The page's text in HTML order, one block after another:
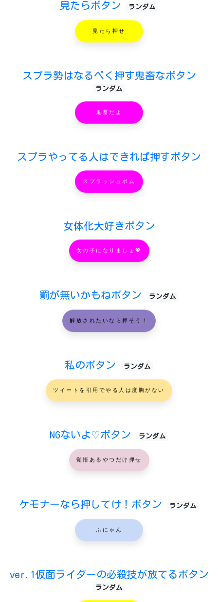
見たらボタン ランダム
見たら押せ
スプラ勢はなるべく押す鬼畜なボタン
ランダム
鬼畜だよ
スプラやってる人はできれば押すボタン
スプラッシュボム
女体化大好きボタン
女の子になりましょ💖
罰が無いかもねボタン ランダム
解放されたいなら押そう！
私のボタン ランダム
ツイートを引用でやる人は度胸がない
NGないよ♡ボタン ランダム
覚悟あるやつだけ押せ
ケモナーなら押してけ！ボタン ランダム
ふにゃん
ver.1仮面ライダーの必殺技が放てるボタン
ランダム